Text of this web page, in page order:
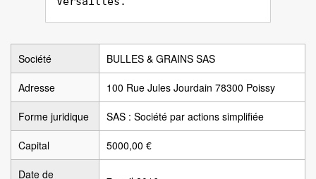
Société BULLES & GRAINS SAS
Adresse 100 Rue Jules Jourdain 78300 Poissy
Forme juridique SAS : Société par actions simplifiée
Capital 5000,00 €
Date de